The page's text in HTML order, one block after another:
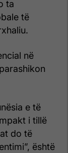
ta
të
në
e të
i tillë
do të
është